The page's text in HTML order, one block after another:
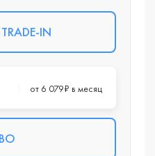
IN
от 6 079₽ в месяц